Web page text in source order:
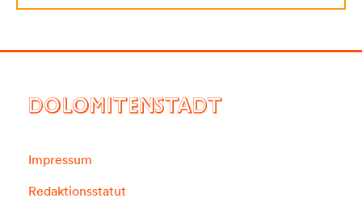
DOLOMITENSTADT
Impressum
Redaktionsstatut